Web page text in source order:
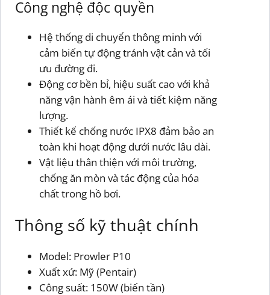
Công nghệ độc quyền
Hệ thống di chuyển thông minh với
cảm biến tự động tránh vật cản và tối
ưu đường đi.
Động cơ bền bỉ, hiệu suất cao với khả
năng vận hành êm ái và tiết kiệm năng
lượng.
Thiết kế chống nước IPX8 đảm bảo an
toàn khi hoạt động dưới nước lâu dài.
Vật liệu thân thiện với môi trường,
chống ăn mòn và tác động của hóa
chất trong hồ bơi.
Thông số kỹ thuật chính
Model: Prowler P10
Xuất xứ: Mỹ (Pentair)
Công suất: 150W (biến tần)